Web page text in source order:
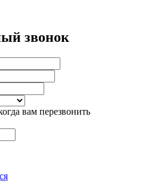
звонок
вам перезвонить